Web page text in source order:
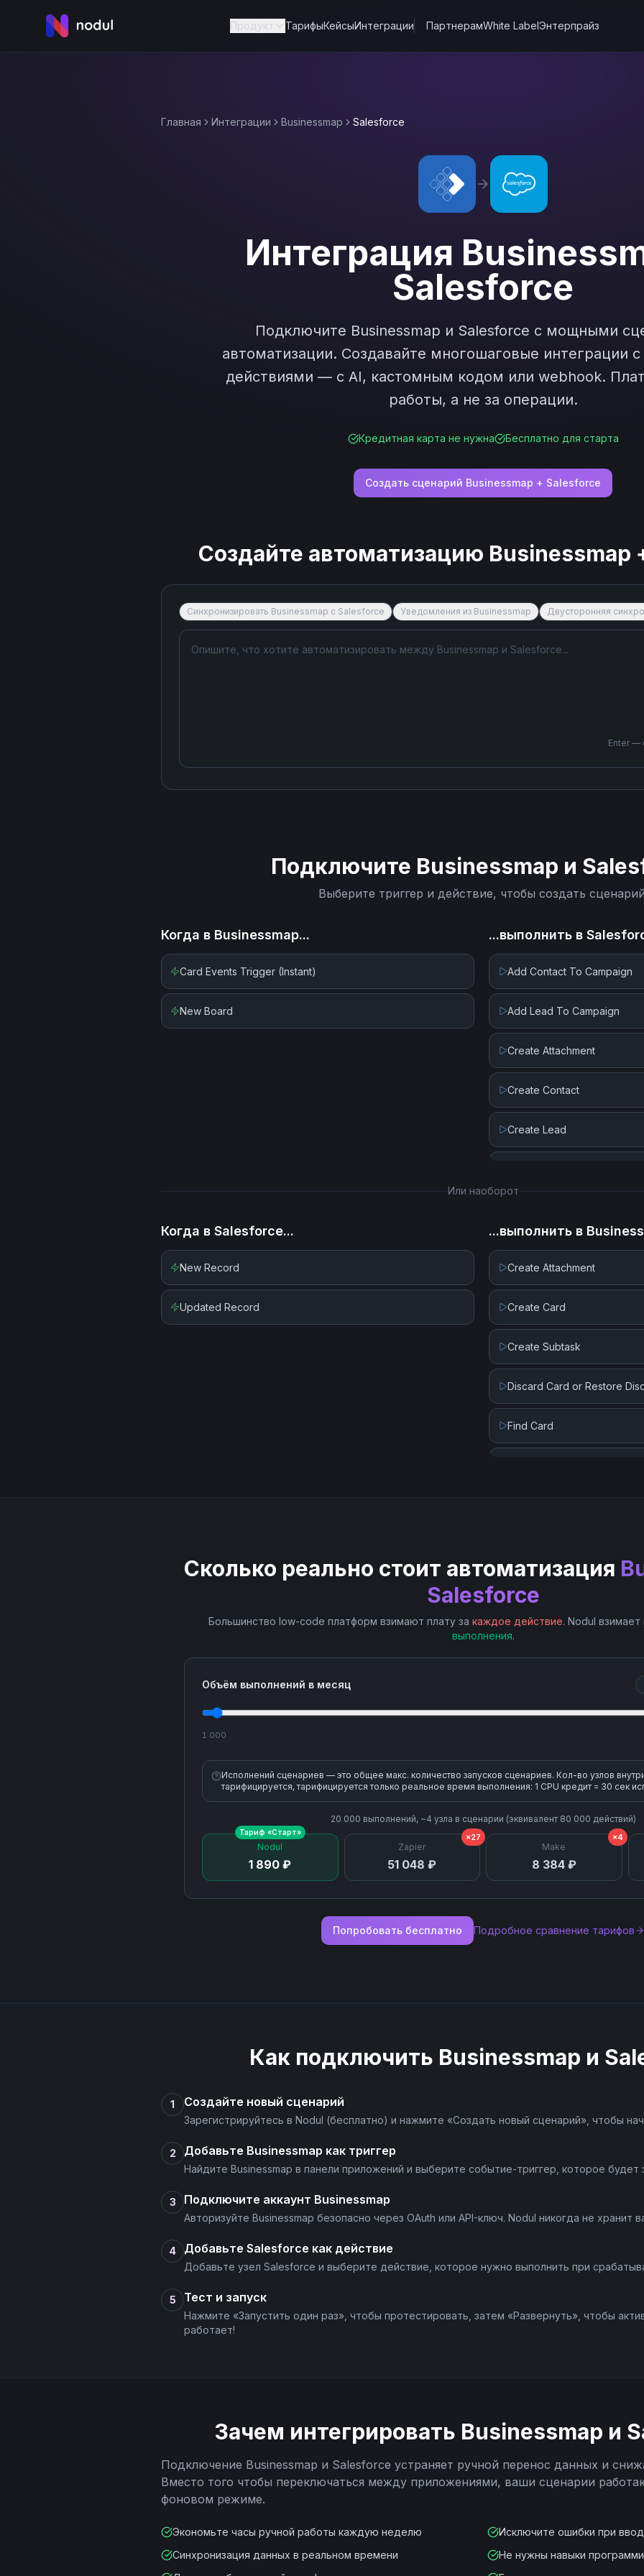
Продукт ТарифыКейсыИнтеграции ПартнерамWhite LabelЭнтерпрайз
Главная Интеграции Businessmap Salesforce
Интеграция
Salesforce
Подключите Businessmap и Salesforce с мощными
автоматизации. Создавайте многошаговые интеграции
действиями — с AI, кастомным кодом или webhook.
работы, а не за операции.
Кредитная карта не нужна Бесплатно для старта
Создать сценарий Businessmap + Salesforce
Создайте автоматизацию Businessmap
Синхронизировать Businessmap с Salesforce Уведомления из Businessmap Двусторонняя
Enter —
Подключите Businessmap и
Выберите триггер и действие, чтобы создать
Когда в Businessmap...
Card Events Trigger (Instant)
New Board
...выполнить в
Add Contact To Campaign
Add Lead To Campaign
Create Attachment
Create Contact
Create Lead
Get Records By Collections
Get Records by Query
Update Contact
Update Lead
Update Record
Upload File
Или наоборот
Когда в Salesforce...
New Record
Updated Record
...выполнить в
Create Attachment
Create Card
Create Subtask
Discard Card or Restore
Find Card
Сколько реально стоит автоматизация
Salesforce
Большинство low-code платформ взимают плату за каждое действие. Nodul
выполнения.
Объём выполнений в месяц
1 000
Исполнений сценариев — это общее макс. количество запусков сценариев. Кол-во узлов
тарифицируется, тарифицируется только реальное время выполнения: 1 CPU кредит = 30 сек
20 000 выполнений, ~4 узла в сценарии (эквивалент 80 000 действий)
Nodul
1 890 ₽
Тариф «Старт»
Zapier
51 048 ₽
×27
Make
8 384 ₽
×4
Попробовать бесплатно Подробное сравнение тарифов
Как подключить Businessmap и
1 Создайте новый сценарий
Зарегистрируйтесь в Nodul (бесплатно) и нажмите «Создать новый сценарий», чтобы
2 Добавьте Businessmap как триггер
Найдите Businessmap в панели приложений и выберите событие-триггер, которое будет
3 Подключите аккаунт Businessmap
Авторизуйте Businessmap безопасно через OAuth или API-ключ. Nodul никогда не хранит
4 Добавьте Salesforce как действие
Добавьте узел Salesforce и выберите действие, которое нужно выполнить при
5 Тест и запуск
Нажмите «Запустить один раз», чтобы протестировать, затем «Развернуть», чтобы
работает!
Зачем интегрировать Businessmap и
Подключение Businessmap и Salesforce устраняет ручной перенос данных и
Вместо того чтобы переключаться между приложениями, ваши сценарии
фоновом режиме.
Экономьте часы ручной работы каждую неделю
Исключите ошибки при
Синхронизация данных в реальном времени
Не нужны навыки